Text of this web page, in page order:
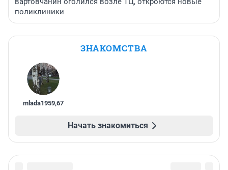
поликлиники
ЗНАКОМСТВА
mlada1959,67
Начать знакомиться